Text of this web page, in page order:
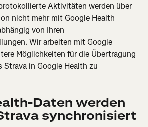
Aktivitäten werden über
nicht mehr mit Google Health
von Ihren
Wir arbeiten mit Google
Möglichkeiten für die Übertragung
in Google Health zu
Daten werden
synchronisiert